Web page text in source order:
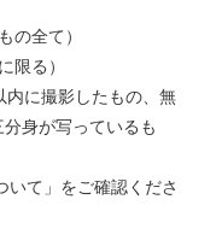
の全て）
限る）
に撮影したもの、無
身が写っているも
て」をご確認くださ